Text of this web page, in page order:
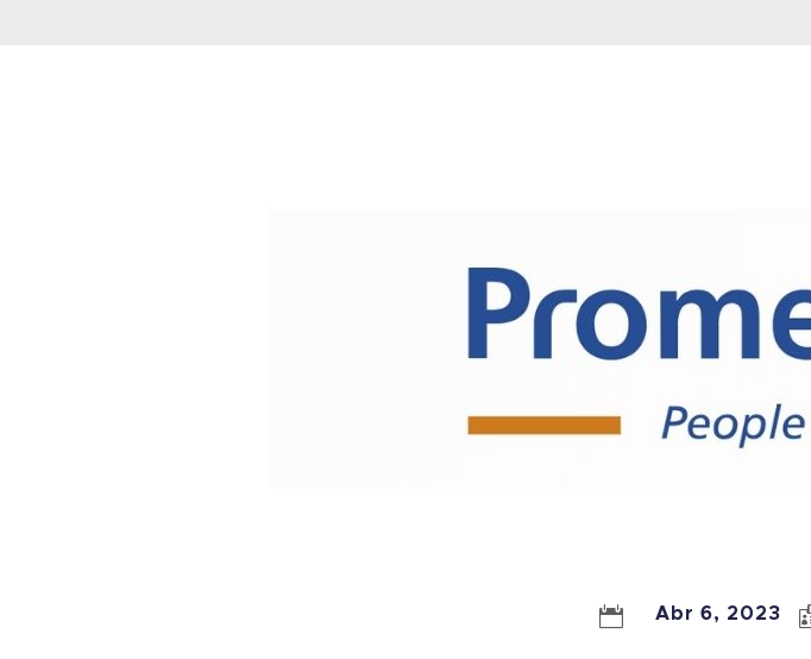
 Abr 6, 2023